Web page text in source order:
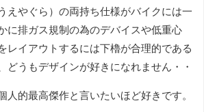
やぐら）の両持ち仕様がバイクには一
排ガス規制の為のデバイスや低重心
レイアウトするには下櫓が合理的である
どうもデザインが好きになれません・・
人的最高傑作と言いたいほど好きです。